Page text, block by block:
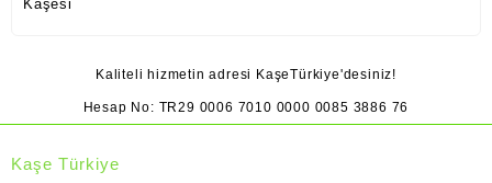
Kaliteli hizmetin adresi KaşeTürkiye'desiniz!
Hesap No: TR29 0006 7010 0000 0085 3886 76
Kaşe Türkiye